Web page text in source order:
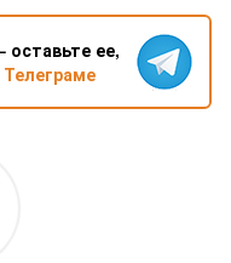
оставьте ее,
Телеграме